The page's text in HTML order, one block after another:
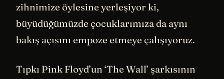
zihnimize öylesine yerleşiyor ki,
büyüdüğümüzde çocuklarımıza da aynı
bakış açısını empoze etmeye çalışıyoruz.
Tıpkı Pink Floyd’un ‘The Wall’ şarkısının